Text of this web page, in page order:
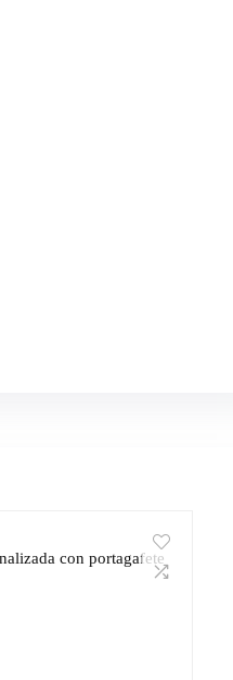
con portagafete